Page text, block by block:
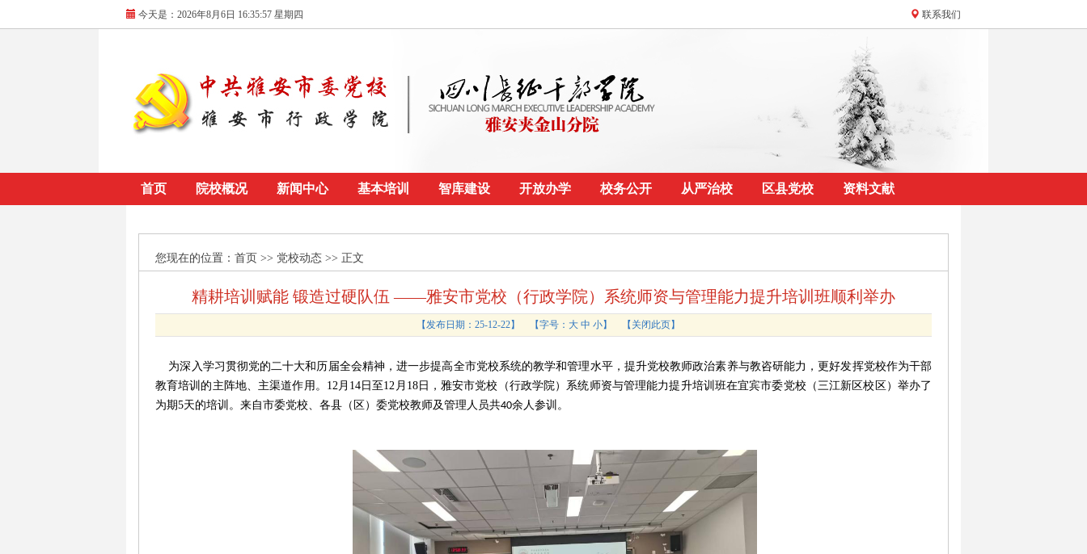
今天是： 2026年8月6日 16:35:58 星期四 联系我们
首页 院校概况 新闻中心 基本培训 智库建设 开放办学 校务公开 从严治校 区县党校 资料文献
您现在的位置： 首页 >> 党校动态 >> 正文
精耕培训赋能 锻造过硬队伍 ——雅安市党校（行政学院）系统师资与管理能力提升培训班顺利举办
【发布日期：25-12-22】 【字号： 大 中 小】 【 关闭此页】
为深入学习贯彻 党的二十大和历届全会精神，进一步提高全市党校系统的教学和管理水平， 提升党校教师政治素养与教咨研能力， 更好发挥党校作为干部
教育培训的主阵地、主渠道作用。 12 月 14 日至 12 月 18日，雅安市党校（行政学院）系统师资与管理能力提升培训班在宜宾市委党校（三江新区校区）举办了
为期5天的培训。来自市委党校、各县（区）委党校教师及管理人员共40余 人参训。